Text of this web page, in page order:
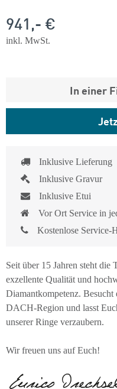
941,- €
inkl. MwSt.
In einer
Inklusive Lieferung
Inklusive Gravur
Inklusive Etui
Vor Ort Service in
Kostenlose Service-
Seit über 15 Jahren steht
exzellente Qualität und
Diamantkompetenz.
DACH-Region und lasst
unserer Ringe verzaubern.
Wir freuen uns auf Euch!